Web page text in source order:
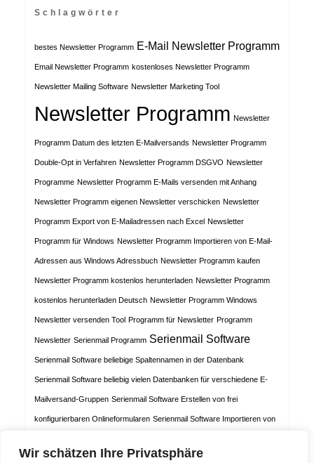
Wir schätzen Ihre Privatsphäre
Schlagwörter
bestes Newsletter Programm E-Mail Newsletter Programm
Email Newsletter Programm kostenloses Newsletter Programm
Newsletter Mailing Software Newsletter Marketing Tool
Newsletter Programm Newsletter
Programm Datum des letzten E-Mailversands Newsletter Programm
Double-Opt in Verfahren Newsletter Programm DSGVO Newsletter
Programme Newsletter Programm E-Mails versenden mit Anhang
Newsletter Programm eigenen Newsletter verschicken Newsletter
Programm Export von E-Mailadressen nach Excel Newsletter
Programm für Windows Newsletter Programm Importieren von E-Mail-
Adressen aus Windows Adressbuch Newsletter Programm kaufen
Newsletter Programm kostenlos herunterladen Newsletter Programm
kostenlos herunterladen Deutsch Newsletter Programm Windows
Newsletter versenden Tool Programm für Newsletter Programm
Newsletter Serienmail Programm Serienmail Software
Serienmail Software beliebige Spaltennamen in der Datenbank
Serienmail Software beliebig vielen Datenbanken für verschiedene E-
Mailversand-Gruppen Serienmail Software Erstellen von frei
konfigurierbaren Onlineformularen Serienmail Software Importieren von
auf doppelte E-Mailadressen vor dem Newsletterversand